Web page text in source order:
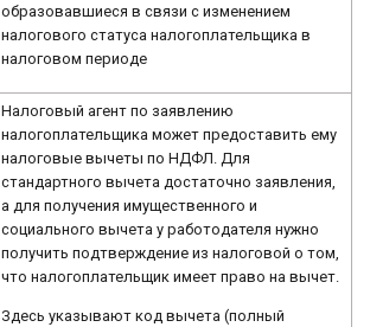
образовавшиеся в связи с изменением
налогового статуса налогоплательщика в
налоговом периоде
Налоговый агент по заявлению
налогоплательщика может предоставить ему
налоговые вычеты по НДФЛ. Для
стандартного вычета достаточно заявления,
а для получения имущественного и
социального вычета у работодателя нужно
получить подтверждение из налоговой о том,
что налогоплательщик имеет право на вычет.
Здесь указывают код вычета (полный